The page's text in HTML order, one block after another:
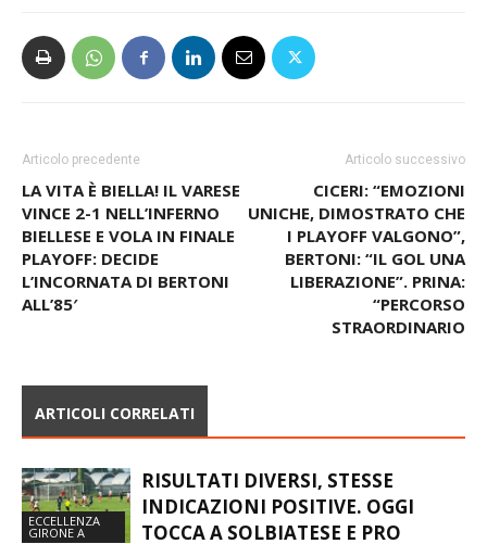
Articolo precedente
LA VITA È BIELLA! IL VARESE
VINCE 2-1 NELL’INFERNO
BIELLESE E VOLA IN FINALE
PLAYOFF: DECIDE
L’INCORNATA DI BERTONI
ALL’85′
Articolo successivo
CICERI: “EMOZIONI
UNICHE, DIMOSTRATO CHE
I PLAYOFF VALGONO”,
BERTONI: “IL GOL UNA
LIBERAZIONE”. PRINA:
“PERCORSO
STRAORDINARIO
ARTICOLI CORRELATI
ECCELLENZA
GIRONE A
RISULTATI DIVERSI, STESSE
INDICAZIONI POSITIVE. OGGI
TOCCA A SOLBIATESE E PRO